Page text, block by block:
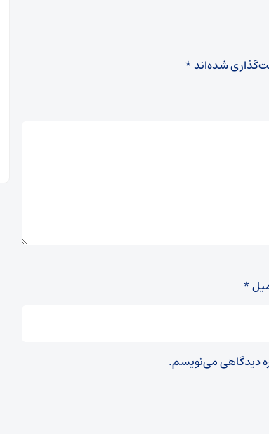
شده‌اند*
*
دیدگاهی می‌نویسم.